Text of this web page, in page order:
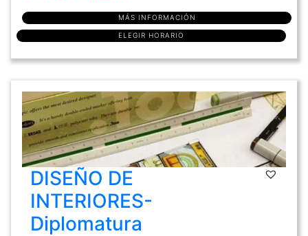
MÁS INFORMACIÓN
ELEGIR HORARIO
DISEÑO DE
INTERIORES-
Diplomatura